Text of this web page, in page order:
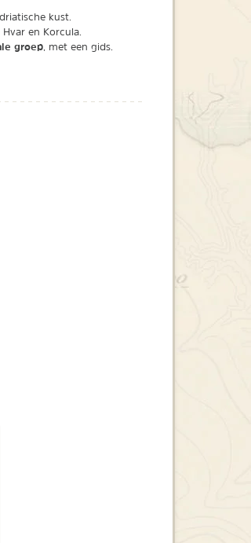
kust.
en Korcula.
groep, met een gids.